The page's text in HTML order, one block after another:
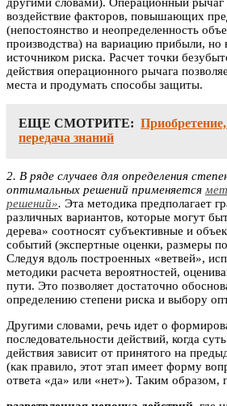
другими словами). Операционный рычаг
воздействие факторов, повышающих
(непостоянство и неопределенность
производства) на вариацию прибыли, но
источником риска. Расчет точки
действия операционного рычага
места и продумать способы защиты.
ЕЩЕ СМОТРИТЕ:
передача знаний
2. В ряде случаев для определения
оптимальных решений применяется
решений». Эта методика предполагает
различных вариантов, которые могут
дерева» соотносят субъективные и
событий (экспертные оценки, размеры
Следуя вдоль построенных «ветвей»,
методики расчета вероятностей,
пути. Это позволяет достаточно
определению степени риска и выбору
Другими словами, речь идет о
последовательности действий, когда
действия зависит от принятого на
(как правило, этот этап имеет форму
ответа «да» или «нет»). Таким образом,